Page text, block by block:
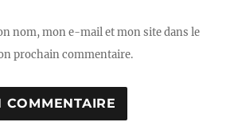
nom, mon e-mail et mon site dans le
prochain commentaire.